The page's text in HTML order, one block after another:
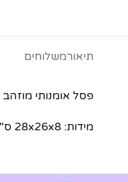
תיאורמשלוחים
פסל אומנותי
מידות: 28x26x8 ס"מ